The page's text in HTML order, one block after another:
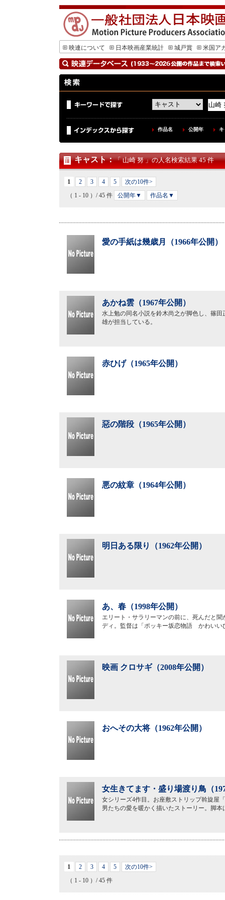
映連について 日本映画産業統計 城戸賞 米国ア
作品名 公開年
キャスト：「 山崎 努 」の人名検索結果 45 件
1 2 3 4 5
次の10件>
（ 1 - 10 ）/ 45 件
公開年▼ 作品名▼
愛の手紙は幾歳月（1966年公開）
あかね雲（1967年公開）
水上勉の同名小説を鈴木尚之が脚色し、篠
雄が担当している。
赤ひげ（1965年公開）
惡の階段（1965年公開）
悪の紋章（1964年公開）
明日ある限り（1962年公開）
あ、春（1998年公開）
エリート・サラリーマンの前に、死んだと
ディ。監督は「ポッキー坂恋物語 かわいい
映画 クロサギ（2008年公開）
おへその大将（1962年公開）
女生きてます・盛り場渡り鳥（
女シリーズ4作目。お座敷ストリップ斡旋屋
男たちの愛を暖かく描いたストーリー。脚
1 2 3 4 5
次の10件>
（ 1 - 10 ）/ 45 件